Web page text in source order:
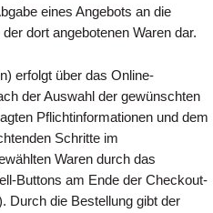
eines Angebots an die
dort angebotenen Waren dar.
erfolgt über das Online-
der Auswahl der gewünschten
Pflichtinformationen und dem
Schritte im
Waren durch das
Buttons am Ende der Checkout-
Durch die Bestellung gibt der